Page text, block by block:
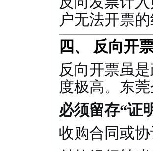
户无法开票
四、 反向开
反向开票虽
度极高。东
必须留存“证
收购合同或